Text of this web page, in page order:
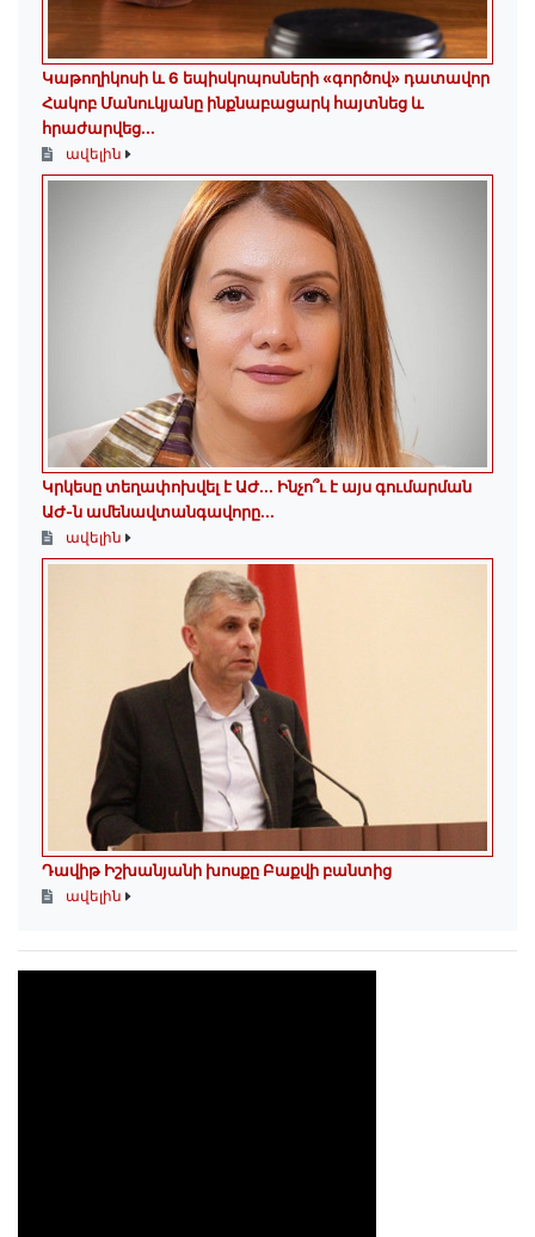
️Կաթողիկոսի և 6 եպիսկոպոսների «գործով» դատավոր
Հակոբ Մանուկյանը ինքնաբացարկ հայտնեց և
հրաժարվեց...
ավելին
Կրկեսը տեղափոխվել է ԱԺ... Ինչո՞ւ է այս գումարման
ԱԺ-ն ամենավտանգավորը...
ավելին
Դավիթ Իշխանյանի խոսքը Բաքվի բանտից
ավելին